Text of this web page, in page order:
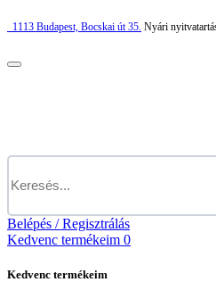
1113 Budapest, Bocskai út 35. Nyári
Belépés / Regisztrálás
Kedvenc termékeim 0
Kedvenc termékeim